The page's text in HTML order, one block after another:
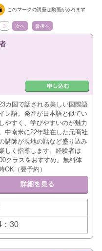
このマークの講座は動画がみれます
3 次へ 最後へ
カ国で話される美しい国際語
ン語。発音が日本語と似てい
やすく、学びやすいのが魅力
中南米に22年駐在した元商社
講師が現地の話など盛り込み
しく指導します。経験者は
クラスをおすすめ。無料体
OK（要予約）
：30